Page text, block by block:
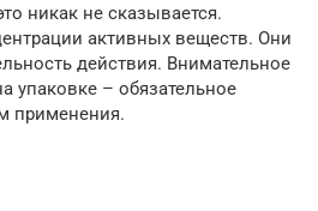
никак не сказывается.
активных веществ. Они
действия. Внимательное
упаковке – обязательное
применения.